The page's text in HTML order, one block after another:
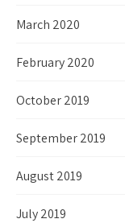
March 2020
February 2020
October 2019
September 2019
August 2019
July 2019